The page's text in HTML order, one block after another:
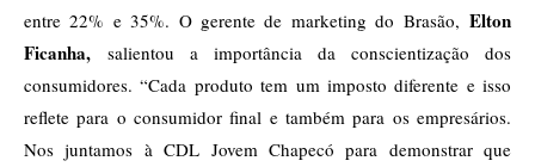
entre 22% e 35%. O gerente de marketing do Brasão, Elton
Ficanha, salientou a importância da conscientização dos
consumidores. “Cada produto tem um imposto diferente e isso
reflete para o consumidor final e também para os empresários.
Nos juntamos à CDL Jovem Chapecó para demonstrar que